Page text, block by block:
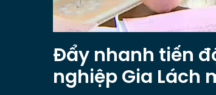
Đẩy nhanh tiến
nghiệp Gia Lách